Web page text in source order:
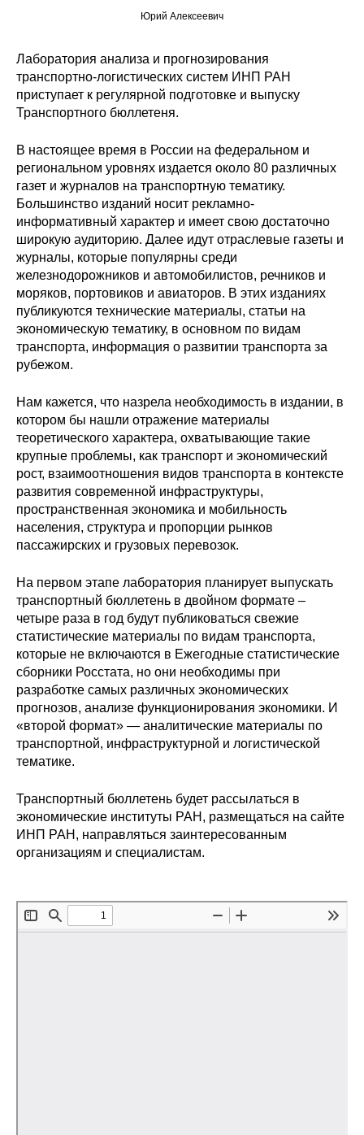
Номера журналов
Редакционная этика
Информация для авторов
Стандарты оформления
Научные труды
О журнале
Выпуски
Редакционная этика
Общие требования
Стандарты оформления
Семинары
Энергетический семинар
ЦДУ
Отрасли и регионы
Inforum
Ученый совет
О совете
Регулярные прогнозы
Краткосрочный прогноз
Юрий Алексеевич
Лаборатория анализа и прогнозирования
транспортно-логистических систем ИНП РАН
приступает к регулярной подготовке и выпуску
Транспортного бюллетеня.
В настоящее время в России на федеральном и
региональном уровнях издается около 80 различных
газет и журналов на транспортную тематику.
Большинство изданий носит рекламно-
информативный характер и имеет свою достаточно
широкую аудиторию. Далее идут отраслевые газеты и
журналы, которые популярны среди
железнодорожников и автомобилистов, речников и
моряков, портовиков и авиаторов. В этих изданиях
публикуются технические материалы, статьи на
экономическую тематику, в основном по видам
транспорта, информация о развитии транспорта за
рубежом.
Нам кажется, что назрела необходимость в издании, в
котором бы нашли отражение материалы
теоретического характера, охватывающие такие
крупные проблемы, как транспорт и экономический
рост, взаимоотношения видов транспорта в контексте
развития современной инфраструктуры,
пространственная экономика и мобильность
населения, структура и пропорции рынков
пассажирских и грузовых перевозок.
На первом этапе лаборатория планирует выпускать
транспортный бюллетень в двойном формате –
четыре раза в год будут публиковаться свежие
статистические материалы по видам транспорта,
которые не включаются в Ежегодные статистические
сборники Росстата, но они необходимы при
разработке самых различных экономических
прогнозов, анализе функционирования экономики. И
«второй формат» — аналитические материалы по
транспортной, инфраструктурной и логистической
тематике.
Транспортный бюллетень будет рассылаться в
экономические институты РАН, размещаться на сайте
ИНП РАН, направляться заинтересованным
организациям и специалистам.